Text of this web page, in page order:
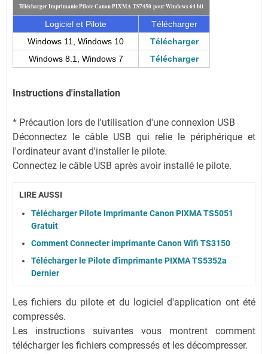
Télécharger Imprimante Pilote Canon PIXMA TS7450 pour Windows 64 bit
Logiciel et Pilote
Télécharger
Windows 11, Windows 10
Télécharger
Windows 8.1, Windows 7
Télécharger
Instructions d'installation
* Précaution lors de l'utilisation d'une connexion USB
Déconnectez le câble USB qui relie le périphérique et
l'ordinateur avant d'installer le pilote.
Connectez le câble USB après avoir installé le pilote.
LIRE AUSSI
Télécharger Pilote Imprimante Canon PIXMA TS5051
Gratuit
Comment Connecter imprimante Canon Wifi TS3150
Télécharger le Pilote d'imprimante PIXMA TS5352a
Dernier
Les fichiers du pilote et du logiciel d'application ont été
compressés.
Les instructions suivantes vous montrent comment
télécharger les fichiers compressés et les décompresser.